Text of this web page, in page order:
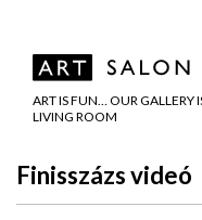
ART IS FUN… OUR GALLERY
LIVING ROOM
Finisszázs videó